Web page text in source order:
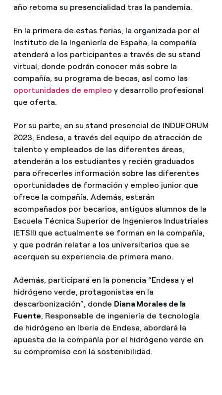
año retoma su presencialidad tras la pandemia.
En la primera de estas ferias, la organizada por el
Instituto de la Ingeniería de España, la compañía
atenderá a los participantes a través de su stand
virtual, donde podrán conocer más sobre la
compañía, su programa de becas, así como las
oportunidades de empleo y desarrollo profesional
que oferta.
Por su parte, en su stand presencial de INDUFORUM
2023, Endesa, a través del equipo de atracción de
talento y empleados de las diferentes áreas,
atenderán a los estudiantes y recién graduados
para ofrecerles información sobre las diferentes
oportunidades de formación y empleo junior que
ofrece la compañía. Además, estarán
acompañados por becarios, antiguos alumnos de la
Escuela Técnica Superior de Ingenieros Industriales
(ETSII) que actualmente se forman en la compañía,
y que podrán relatar a los universitarios que se
acerquen su experiencia de primera mano.
Además, participará en la ponencia “Endesa y el
hidrógeno verde, protagonistas en la
descarbonización”, donde Diana Morales de la
Fuente, Responsable de ingeniería de tecnología
de hidrógeno en Iberia de Endesa, abordará la
apuesta de la compañía por el hidrógeno verde en
su compromiso con la sostenibilidad.